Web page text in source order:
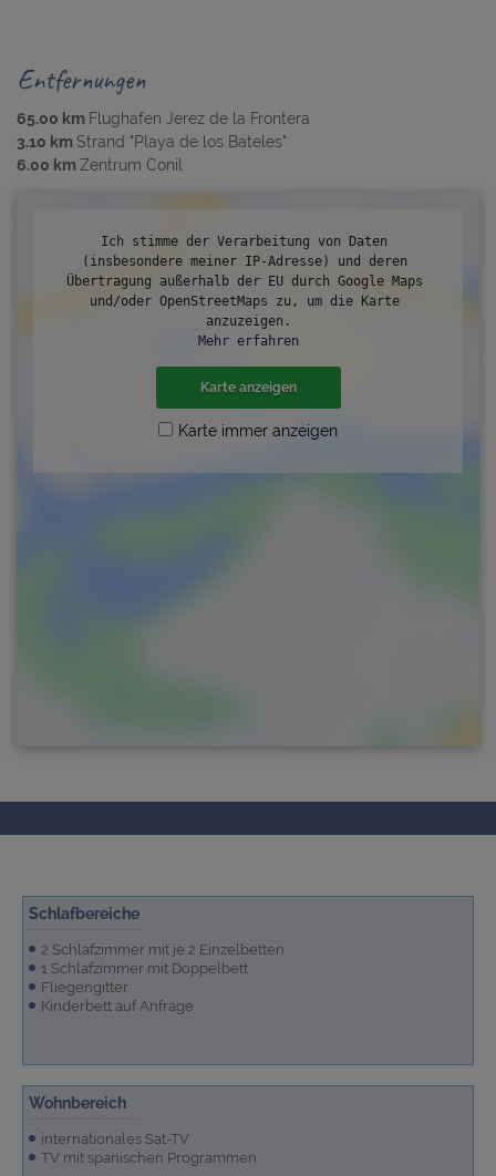
Entfernungen
65.00 km Flughafen Jerez de la Frontera
3.10 km Strand "Playa de los Bateles"
6.00 km Zentrum Conil
Ich stimme der Verarbeitung von Daten
(insbesondere meiner IP-Adresse) und deren
Übertragung außerhalb der EU durch Google Maps
und/oder OpenStreetMaps zu, um die Karte
anzuzeigen.
Mehr erfahren
Karte anzeigen
Karte immer anzeigen
Schlafbereiche
2 Schlafzimmer mit je 2 Einzelbetten
1 Schlafzimmer mit Doppelbett
Fliegengitter
Kinderbett auf Anfrage
Wohnbereich
internationales Sat-TV
TV mit spanischen Programmen